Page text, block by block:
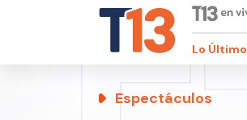
Lo Último
Espectáculos